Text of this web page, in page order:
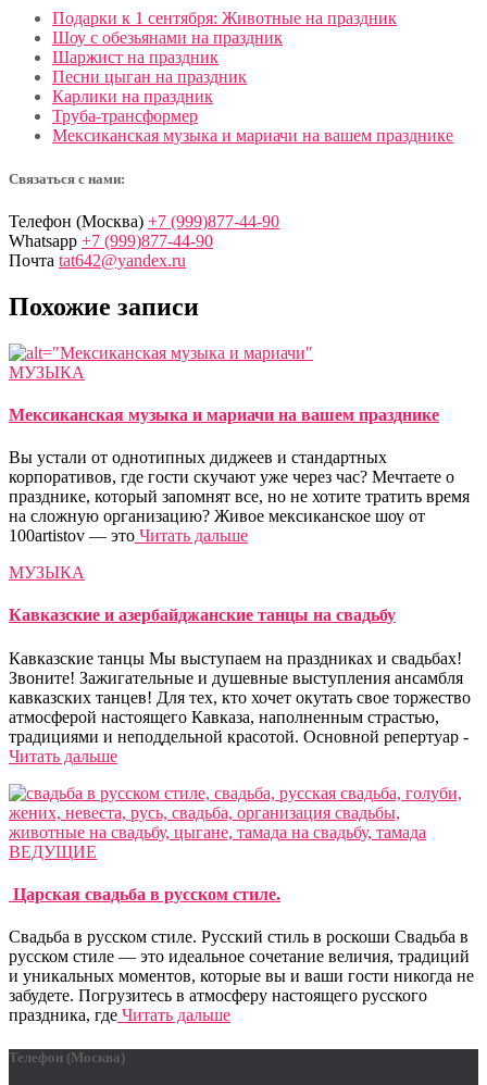
Подарки к 1 сентября: Животные на праздник
Шоу с обезьянами на праздник
Шаржист на праздник
Песни цыган на праздник
Карлики на праздник
Труба-трансформер
Мексиканская музыка и мариачи на вашем празднике
Связаться с нами:
Телефон (Москва) +7 (999)877-44-90
Whatsapp +7 (999)877-44-90
Почта tat642@yandex.ru
Похожие записи
МУЗЫКА
Мексиканская музыка и мариачи на вашем празднике
Вы устали от однотипных диджеев и стандартных
корпоративов, где гости скучают уже через час? Мечтаете о
празднике, который запомнят все, но не хотите тратить время
на сложную организацию? Живое мексиканское шоу от
100artistov — это Читать дальше
МУЗЫКА
Кавказские и азербайджанские танцы на свадьбу
Кавказские танцы Мы выступаем на праздниках и свадьбах!
Звоните! Зажигательные и душевные выступления ансамбля
кавказских танцев! Для тех, кто хочет окутать свое торжество
атмосферой настоящего Кавказа, наполненным страстью,
традициями и неподдельной красотой. Основной репертуар -
Читать дальше
ВЕДУЩИЕ
Царская свадьба в русском стиле.
Свадьба в русском стиле. Русский стиль в роскоши Cвадьба в
русском стиле — это идеальное сочетание величия, традиций
и уникальных моментов, которые вы и ваши гости никогда не
забудете. Погрузитесь в атмосферу настоящего русского
праздника, где Читать дальше
Телефон (Москва)